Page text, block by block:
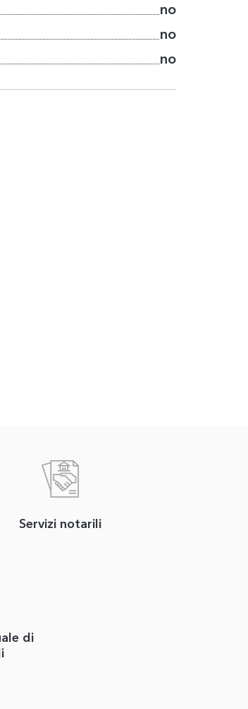
no
no
no
Servizi notarili
di